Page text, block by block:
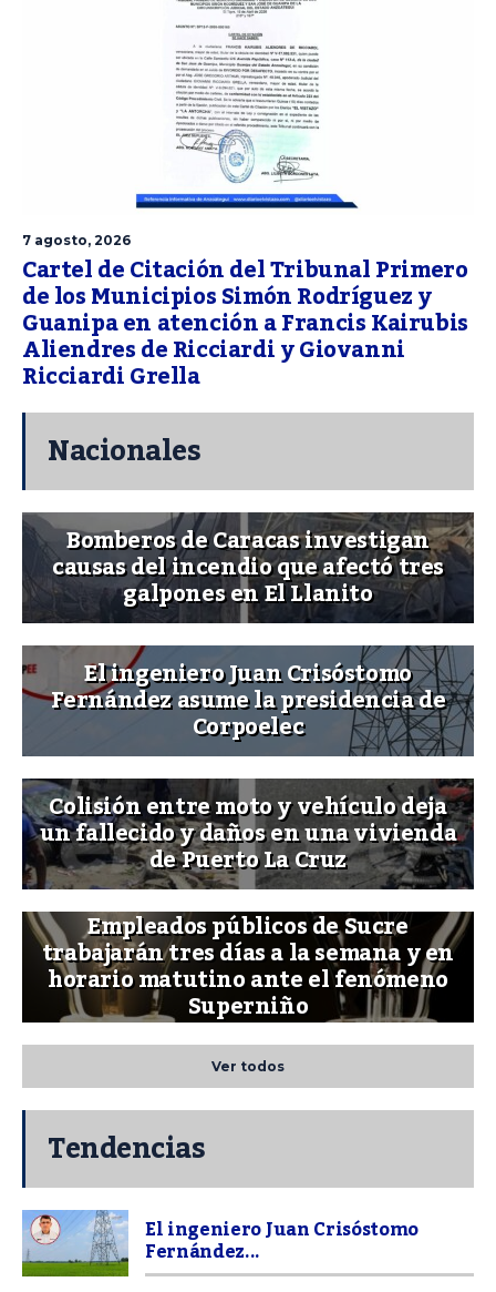
7 agosto, 2026
Cartel de Citación del Tribunal Primero
de los Municipios Simón Rodríguez y
Guanipa en atención a Francis Kairubis
Aliendres de Ricciardi y Giovanni
Ricciardi Grella
Nacionales
Bomberos de Caracas investigan
causas del incendio que afectó tres
galpones en El Llanito
El ingeniero Juan Crisóstomo
Fernández asume la presidencia de
Corpoelec
Colisión entre moto y vehículo deja
un fallecido y daños en una vivienda
de Puerto La Cruz
Empleados públicos de Sucre
trabajarán tres días a la semana y en
horario matutino ante el fenómeno
Superniño
Ver todos
Tendencias
El ingeniero Juan Crisóstomo
Fernández...